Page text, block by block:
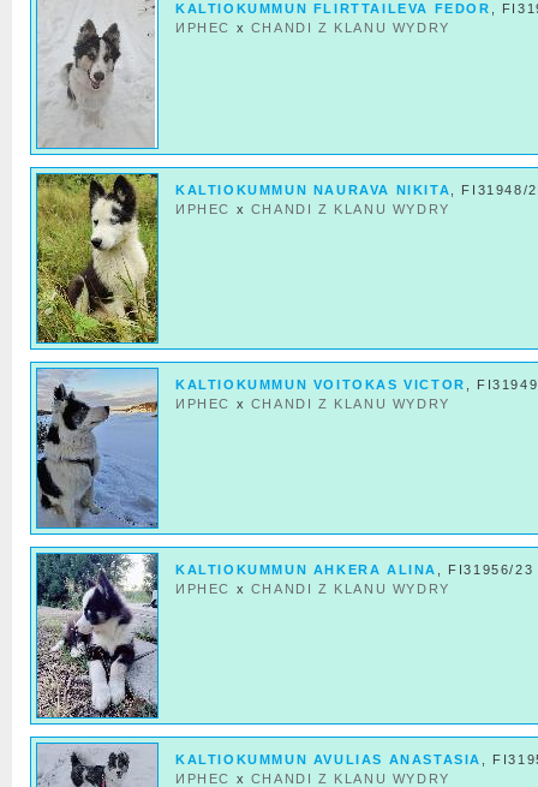
KALTIOKUMMUN FLIRTTAILEVA FEDOR
,
ИРНЕС x CHANDI Z KLANU WYDRY
KALTIOKUMMUN NAURAVA NIKITA
, FI31948/
ИРНЕС x CHANDI Z KLANU WYDRY
KALTIOKUMMUN VOITOKAS VICTOR
,
ИРНЕС x CHANDI Z KLANU WYDRY
KALTIOKUMMUN AHKERA ALINA
, FI31956/23
ИРНЕС x CHANDI Z KLANU WYDRY
KALTIOKUMMUN AVULIAS ANASTASIA
,
ИРНЕС x CHANDI Z KLANU WYDRY